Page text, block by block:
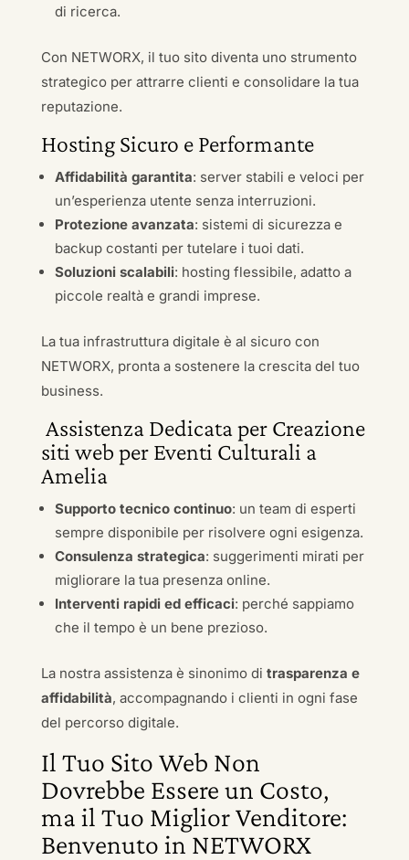
di ricerca.
Con NETWORX, il tuo sito diventa uno strumento
strategico per attrarre clienti e consolidare la tua
reputazione.
Hosting Sicuro e Performante
Affidabilità garantita: server stabili e veloci per
un’esperienza utente senza interruzioni.
Protezione avanzata: sistemi di sicurezza e
backup costanti per tutelare i tuoi dati.
Soluzioni scalabili: hosting flessibile, adatto a
piccole realtà e grandi imprese.
La tua infrastruttura digitale è al sicuro con
NETWORX, pronta a sostenere la crescita del tuo
business.
Assistenza Dedicata per Creazione
siti web per Eventi Culturali a
Amelia
Supporto tecnico continuo: un team di esperti
sempre disponibile per risolvere ogni esigenza.
Consulenza strategica: suggerimenti mirati per
migliorare la tua presenza online.
Interventi rapidi ed efficaci: perché sappiamo
che il tempo è un bene prezioso.
La nostra assistenza è sinonimo di trasparenza e
affidabilità, accompagnando i clienti in ogni fase
del percorso digitale.
Il Tuo Sito Web Non
Dovrebbe Essere un Costo,
ma il Tuo Miglior Venditore:
Benvenuto in NETWORX